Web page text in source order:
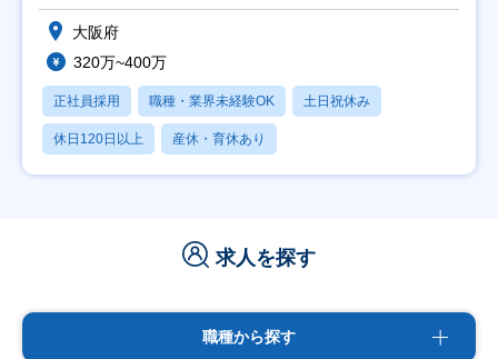
大阪府
320万~400万
正社員採用 職種・業界未経験OK 土日祝休み
休日120日以上 産休・育休あり
求人を探す
職種から探す